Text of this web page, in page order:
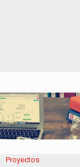
Proyectos